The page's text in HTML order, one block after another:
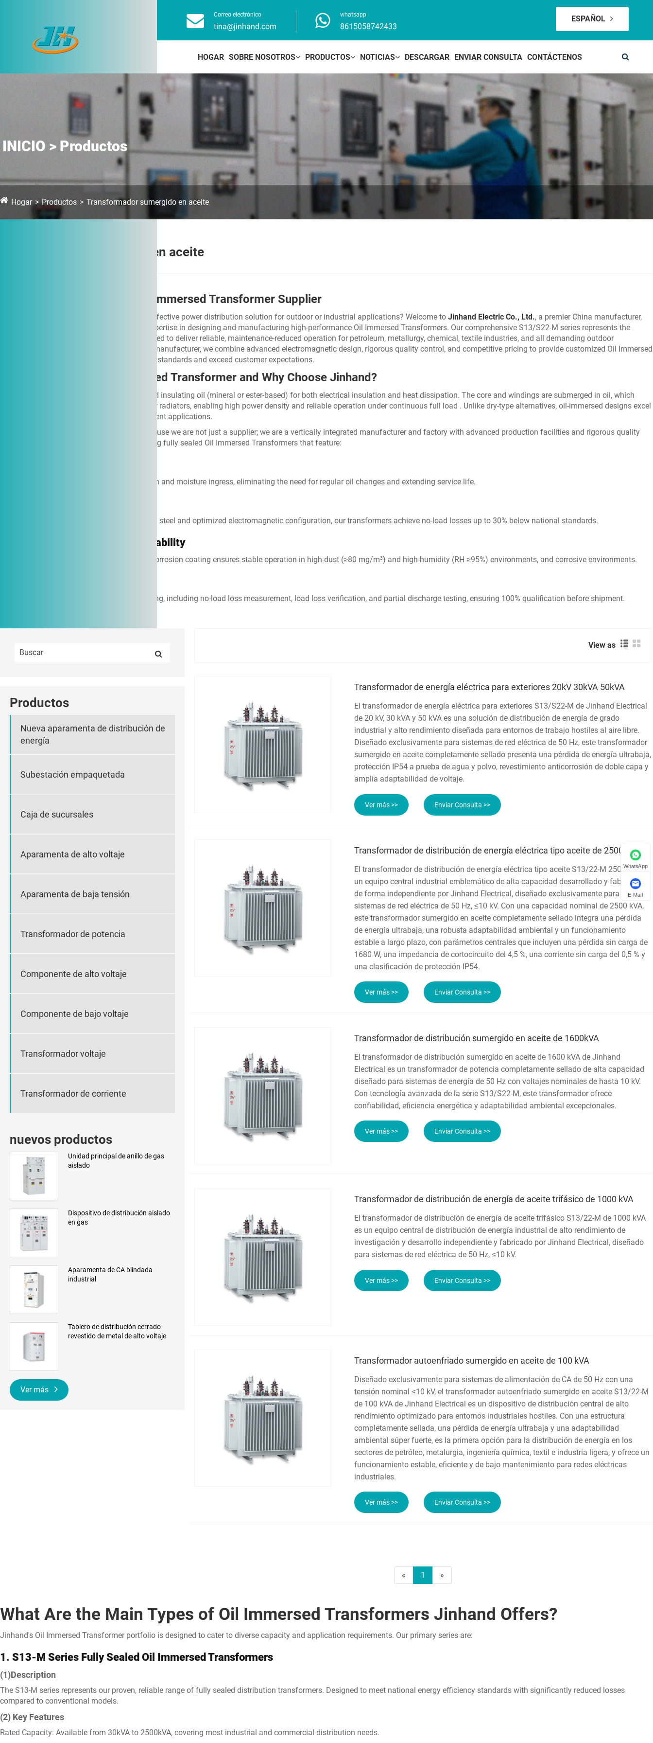
Correo electrónico
tina@jinhand.com
whatsapp
8615058742433
ESPAÑOL
HOGAR SOBRE NOSOTROS PRODUCTOS NOTICIAS DESCARGAR ENVIAR CONSULTA CONTÁCTENOS
INICIO > Productos
Hogar Productos Transformador sumergido en aceite
Transformador sumergido en aceite
Jinhand – Safe & Durable Oil Immersed Transformer Supplier
Are you seeking a robust, efficient, and cost-effective power distribution solution for outdoor or industrial applications? Welcome to Jinhand Electric Co., Ltd., a premier China manufacturer,
supplier, and factory with over a decade of expertise in designing and manufacturing high-performance Oil Immersed Transformers. Our comprehensive S13/S22-M series represents the
pinnacle of oil-immersed technology, engineered to deliver reliable, maintenance-reduced operation for petroleum, metallurgy, chemical, textile industries, and all demanding outdoor
environments worldwide. As a leading China manufacturer, we combine advanced electromagnetic design, rigorous quality control, and competitive pricing to provide customized Oil Immersed
Transformer solutions that meet international standards and exceed customer expectations.
What Exactly is an Oil Immersed Transformer and Why Choose Jinhand?
An Oil Immersed Transformer uses specialized insulating oil (mineral or ester-based) for both electrical insulation and heat dissipation. The core and windings are submerged in oil, which
efficiently transfers heat to the tank surface or radiators, enabling high power density and reliable operation under continuous full load . Unlike dry-type alternatives, oil-immersed designs excel
in outdoor, high-capacity, and harsh environment applications.
Jinhand stands out as your ideal partner because we are not just a supplier; we are a vertically integrated manufacturer and factory with advanced production facilities and rigorous quality
control systems. Our expertise lies in producing fully sealed Oil Immersed Transformers that feature:
Hermetically sealed tank prevents oil oxidation and moisture ingress, eliminating the need for regular oil changes and extending service life.
Utilizing high-grade cold-rolled oriented silicon steel and optimized electromagnetic configuration, our transformers achieve no-load losses up to 30% below national standards.
3. Superior Environmental Adaptability
IP54 protection rating with double-layer anti-corrosion coating ensures stable operation in high-dust (≥80 mg/m³) and high-humidity (RH ≥95%) environments, and corrosive environments.
All units undergo comprehensive factory testing, including no-load loss measurement, load loss verification, and partial discharge testing, ensuring 100% qualification before shipment.
Productos
Nueva aparamenta de distribución de
energía
Subestación empaquetada
Caja de sucursales
Aparamenta de alto voltaje
Aparamenta de baja tensión
Transformador de potencia
Componente de alto voltaje
Componente de bajo voltaje
Transformador voltaje
Transformador de corriente
nuevos productos
Unidad principal de anillo de gas
aislado
Dispositivo de distribución aislado
en gas
Aparamenta de CA blindada
industrial
Tablero de distribución cerrado
revestido de metal de alto voltaje
Ver más
View as
Transformador de energía eléctrica para exteriores 20kV 30kVA 50kVA
El transformador de energía eléctrica para exteriores S13/S22-M de Jinhand Electrical
de 20 kV, 30 kVA y 50 kVA es una solución de distribución de energía de grado
industrial y alto rendimiento diseñada para entornos de trabajo hostiles al aire libre.
Diseñado exclusivamente para sistemas de red eléctrica de 50 Hz, este transformador
sumergido en aceite completamente sellado presenta una pérdida de energía ultrabaja,
protección IP54 a prueba de agua y polvo, revestimiento anticorrosión de doble capa y
amplia adaptabilidad de voltaje.
Ver más >> Enviar Consulta >>
Transformador de distribución de energía eléctrica tipo aceite de 2500kVA
El transformador de distribución de energía eléctrica tipo aceite S13/22-M 2500kVA es
un equipo central industrial emblemático de alta capacidad desarrollado y fabricado
de forma independiente por Jinhand Electrical, diseñado exclusivamente para
sistemas de red eléctrica de 50 Hz, ≤10 kV. Con una capacidad nominal de 2500 kVA,
este transformador sumergido en aceite completamente sellado integra una pérdida
de energía ultrabaja, una robusta adaptabilidad ambiental y un funcionamiento
estable a largo plazo, con parámetros centrales que incluyen una pérdida sin carga de
1680 W, una impedancia de cortocircuito del 4,5 %, una corriente sin carga del 0,5 % y
una clasificación de protección IP54.
Ver más >> Enviar Consulta >>
Transformador de distribución sumergido en aceite de 1600kVA
El transformador de distribución sumergido en aceite de 1600 kVA de Jinhand
Electrical es un transformador de potencia completamente sellado de alta capacidad
diseñado para sistemas de energía de 50 Hz con voltajes nominales de hasta 10 kV.
Con tecnología avanzada de la serie S13/S22-M, este transformador ofrece
confiabilidad, eficiencia energética y adaptabilidad ambiental excepcionales.
Ver más >> Enviar Consulta >>
Transformador de distribución de energía de aceite trifásico de 1000 kVA
El transformador de distribución de energía de aceite trifásico S13/22-M de 1000 kVA
es un equipo central de distribución de energía industrial de alto rendimiento de
investigación y desarrollo independiente y fabricado por Jinhand Electrical, diseñado
para sistemas de red eléctrica de 50 Hz, ≤10 kV.
Ver más >> Enviar Consulta >>
Transformador autoenfriado sumergido en aceite de 100 kVA
Diseñado exclusivamente para sistemas de alimentación de CA de 50 Hz con una
tensión nominal ≤10 kV, el transformador autoenfriado sumergido en aceite S13/22-M
de 100 kVA de Jinhand Electrical es un dispositivo de distribución central de alto
rendimiento optimizado para entornos industriales hostiles. Con una estructura
completamente sellada, una pérdida de energía ultrabaja y una adaptabilidad
ambiental súper fuerte, es la primera opción para la distribución de energía en los
sectores de petróleo, metalurgia, ingeniería química, textil e industria ligera, y ofrece un
funcionamiento estable, eficiente y de bajo mantenimiento para redes eléctricas
industriales.
Ver más >> Enviar Consulta >>
« 1 »
What Are the Main Types of Oil Immersed Transformers Jinhand Offers?
Jinhand's Oil Immersed Transformer portfolio is designed to cater to diverse capacity and application requirements. Our primary series are:
1. S13-M Series Fully Sealed Oil Immersed Transformers
(1)Description
The S13-M series represents our proven, reliable range of fully sealed distribution transformers. Designed to meet national energy efficiency standards with significantly reduced losses
compared to conventional models.
(2) Key Features
Rated Capacity: Available from 30kVA to 2500kVA, covering most industrial and commercial distribution needs.
WhatsApp
E-Mail